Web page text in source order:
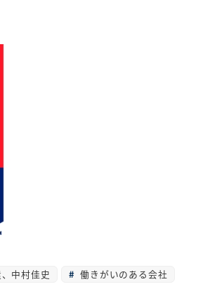
中村佳史 働きがいのある会社